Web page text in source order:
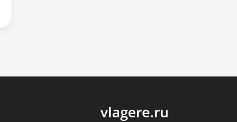
vlagere.ru